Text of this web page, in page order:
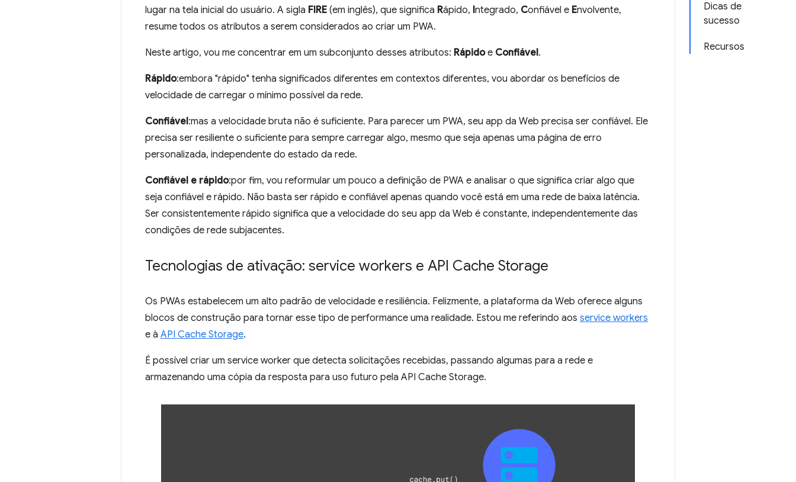
Dicas de
sucesso
Recursos
lugar na tela inicial do usuário. A sigla FIRE (em inglês), que significa Rápido, Integrado, Confiável e Envolvente,
resume todos os atributos a serem considerados ao criar um PWA.
Neste artigo, vou me concentrar em um subconjunto desses atributos: Rápidoe Confiável.
Rápido:embora "rápido" tenha significados diferentes em contextos diferentes, vou abordar os benefícios de
velocidade de carregar o mínimo possível da rede.
Confiável:mas a velocidade bruta não é suficiente. Para parecer um PWA, seu app da Web precisa ser confiável. Ele
precisa ser resiliente o suficiente para sempre carregar algo, mesmo que seja apenas uma página de erro
personalizada, independente do estado da rede.
Confiável e rápido:por fim, vou reformular um pouco a definição de PWA e analisar o que significa criar algo que
seja confiável e rápido. Não basta ser rápido e confiável apenas quando você está em uma rede de baixa latência.
Ser consistentemente rápido significa que a velocidade do seu app da Web é constante, independentemente das
condições de rede subjacentes.
Tecnologias de ativação: service workers e API Cache Storage
Os PWAs estabelecem um alto padrão de velocidade e resiliência. Felizmente, a plataforma da Web oferece alguns
blocos de construção para tornar esse tipo de performance uma realidade. Estou me referindo aos service workers
e à API Cache Storage.
É possível criar um service worker que detecta solicitações recebidas, passando algumas para a rede e
armazenando uma cópia da resposta para uso futuro pela API Cache Storage.